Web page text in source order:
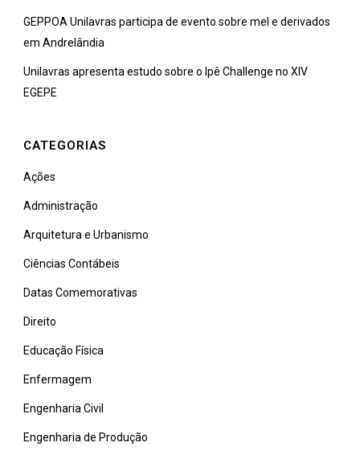
GEPPOA Unilavras participa de evento sobre mel e derivados
em Andrelândia
Unilavras apresenta estudo sobre o Ipê Challenge no XIV
EGEPE
CATEGORIAS
Ações
Administração
Arquitetura e Urbanismo
Ciências Contábeis
Datas Comemorativas
Direito
Educação Física
Enfermagem
Engenharia Civil
Engenharia de Produção